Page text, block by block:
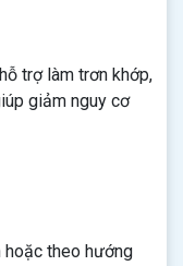
trợ làm trơn khớp,
giảm nguy cơ
hoặc theo hướng